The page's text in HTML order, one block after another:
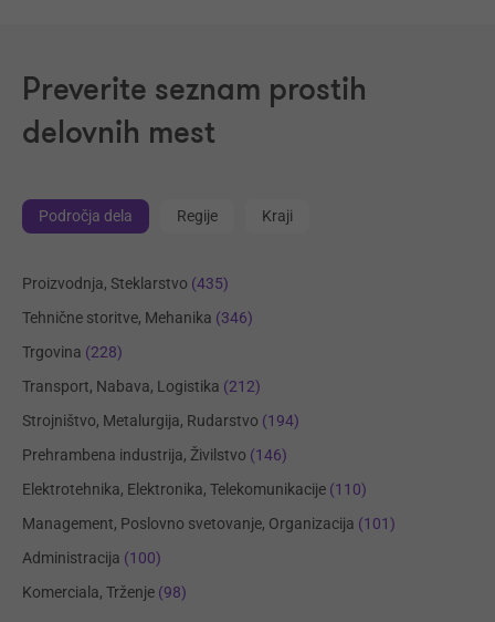
Preverite seznam prostih
delovnih mest
Področja dela Regije Kraji
Proizvodnja, Steklarstvo (435)
Tehnične storitve, Mehanika (346)
Trgovina (228)
Transport, Nabava, Logistika (212)
Strojništvo, Metalurgija, Rudarstvo (194)
Prehrambena industrija, Živilstvo (146)
Elektrotehnika, Elektronika, Telekomunikacije (110)
Management, Poslovno svetovanje, Organizacija (101)
Administracija (100)
Komerciala, Trženje (98)